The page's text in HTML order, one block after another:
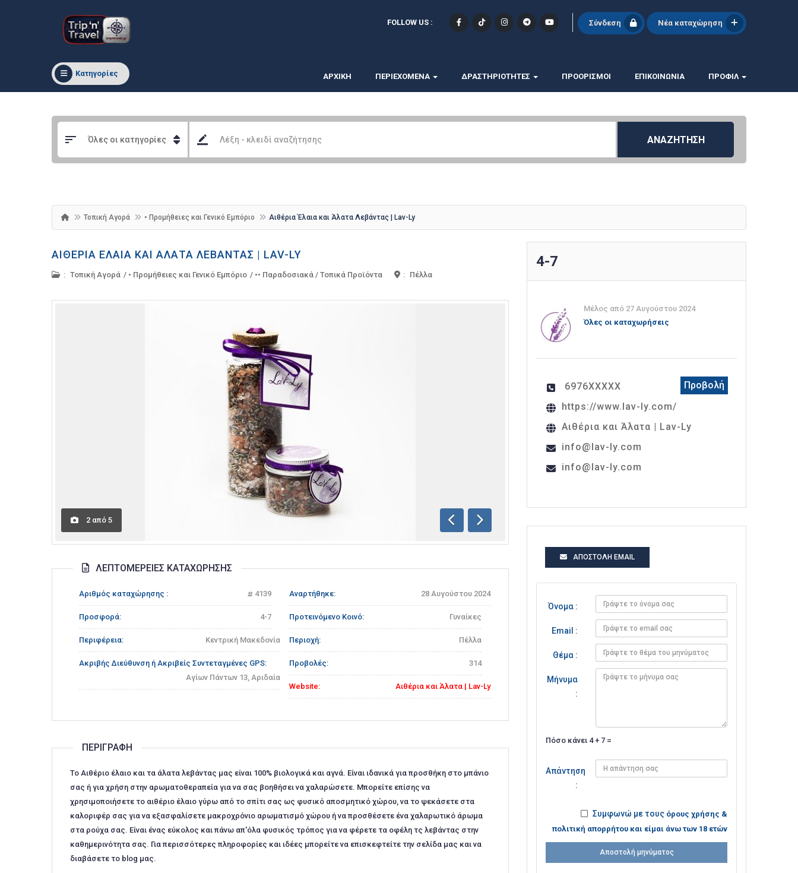
FOLLOW US : Σύνδεση Νέα καταχώρηση
Κατηγορίες ΑΡΧΙΚΗ ΠΕΡΙΕΧΟΜΕΝΑ ΔΡΑΣΤΗΡΙΟΤΗΤΕΣ ΠΡΟΟΡΙΣΜΟΙ ΕΠΙΚΟΙΝΩΝΊΑ ΠΡΟΦΊΛ
ΑΝΑΖΗΤΗΣΗ
Τοπική Αγορά • Προμήθειες και Γενικό Εμπόριο Αιθέρια Έλαια και Άλατα Λεβάντας | Lav-Ly
ΑΙΘΈΡΙΑ ΈΛΑΙΑ ΚΑΙ ΆΛΑΤΑ ΛΕΒΆΝΤΑΣ | LAV-LY
: Τοπική Αγορά / • Προμήθειες και Γενικό Εμπόριο / •• Παραδοσιακά / Τοπικά Προϊόντα : Πέλλα
2 από 5
Προηγούμενη
Επόμενη
ΛΕΠΤΟΜΈΡΕΙΕΣ ΚΑΤΑΧΏΡΗΣΗΣ
Αριθμός καταχώρησης : 4139 Αναρτήθηκε: 28 Αυγούστου 2024
Προσφορά: 4-7 Προτεινόμενο Κοινό: Γυναίκες
Περιφέρεια: Κεντρική Μακεδονία Περιοχή: Πέλλα
Ακριβής Διεύθυνση ή Ακριβείς Συντεταγμένες GPS:
Αγίων Πάντων 13, Αριδαία
Προβολές: 314
Website: Αιθέρια και Άλατα | Lav-Ly
ΠΕΡΙΓΡΑΦΉ
Το Αιθέριο έλαιο και τα άλατα λεβάντας μας είναι 100% βιολογικά και αγνά. Είναι ιδανικά για προσθήκη στο μπάνιο
σας ή για χρήση στην αρωματοθεραπεία για να σας βοηθήσει να χαλαρώσετε. Μπορείτε επίσης να
χρησιμοποιήσετε το αιθέριο έλαιο γύρω από το σπίτι σας ως φυσικό αποσμητικό χώρου, να το ψεκάσετε στα
καλοριφέρ σας για να εξασφαλίσετε μακροχρόνιο αρωματισμό χώρου ή να προσθέσετε ένα χαλαρωτικό άρωμα
στα ρούχα σας. Είναι ένας εύκολος και πάνω απ'όλα φυσικός τρόπος για να φέρετε τα οφέλη τς λεβάντας στην
καθημερινότητα σας. Για περισσότερες πληροφορίες και ιδέες μπορείτε να επισκεφτείτε την σελίδα μας και να
διαβάσετε το blog μας.
4-7
Μέλος από 27 Αυγούστου 2024
Όλες οι καταχωρήσεις
6976XXXXX
Προβολή
https://www.lav-ly.com/
Αιθέρια και Άλατα | Lav-Ly
info@lav-ly.com
info@lav-ly.com
ΑΠΟΣΤΟΛΉ EMAIL
Όνομα :
Email :
Θέμα :
Μήνυμα
:
Πόσο κάνει 4 + 7 =
Απάντηση
:
Συμφωνώ με τους όρους χρήσης &
πολιτική απορρήτου και είμαι άνω των 18 ετών
Αποστολή μηνύματος